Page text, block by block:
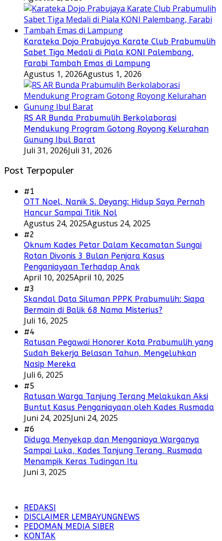
Karateka Dojo Prabujaya Karate Club Prabumulih
Sabet Tiga Medali di Piala KONI Palembang,
Farabi Tambah Emas di Lampung
Agustus 1, 2026Agustus 1, 2026
RS AR Bunda Prabumulih Berkolaborasi
Mendukung Program Gotong Royong Kelurahan
Gunung Ibul Barat
Juli 31, 2026Juli 31, 2026
Post Terpopuler
#1
OTT Noel, Nanik S. Deyang: Hidup Saya Pernah
Hancur Sampai Titik Nol
Agustus 24, 2025Agustus 24, 2025
#2
Oknum Kades Petar Dalam Kecamatan Sungai
Rotan Divonis 3 Bulan Penjara Kasus
Penganiayaan Terhadap Anak
April 10, 2025April 10, 2025
#3
Skandal Data Siluman PPPK Prabumulih: Siapa
Bermain di Balik 68 Nama Misterius?
Juli 16, 2025
#4
Ratusan Pegawai Honorer Kota Prabumulih yang
Sudah Bekerja Belasan Tahun, Mengeluhkan
Nasip Mereka
Juli 6, 2025
#5
Ratusan Warga Tanjung Terang Melakukan Aksi
Buntut Kasus Penganiayaan oleh Kades Rusmada
Juni 24, 2025Juni 24, 2025
#6
Diduga Menyekap dan Menganiaya Warganya
Sampai Luka, Kades Tanjung Terang, Rusmada
Menampik Keras Tudingan Itu
Juni 3, 2025
REDAKSI
DISCLAIMER LEMBAYUNGNEWS
PEDOMAN MEDIA SIBER
KONTAK